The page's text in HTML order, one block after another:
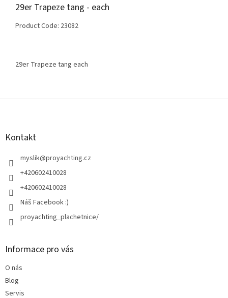
29er Trapeze tang - each
Product Code: 23082
29er Trapeze tang each
Z
Kontakt
myslik@proyachting.cz
+420602410028
+420602410028
Náš Facebook :)
proyachting_plachetnice/
Informace pro vás
O nás
Blog
Servis